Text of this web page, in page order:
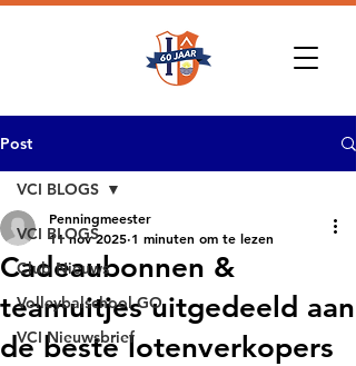
Post
VCI BLOGS
Club Nieuws
Volleybalschool GO
VCI Nieuwsbrief
VCI BLOGS
Cadeaubonnen &
teamuitjes uitgedeeld aan
de beste lotenverkopers
Penningmeester
11 nov 2025 1 minuten om te lezen